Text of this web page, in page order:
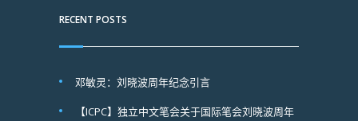
RECENT POSTS
邓敏灵：刘晓波周年纪念引言
【ICPC】独立中文笔会关于国际笔会刘晓波周年